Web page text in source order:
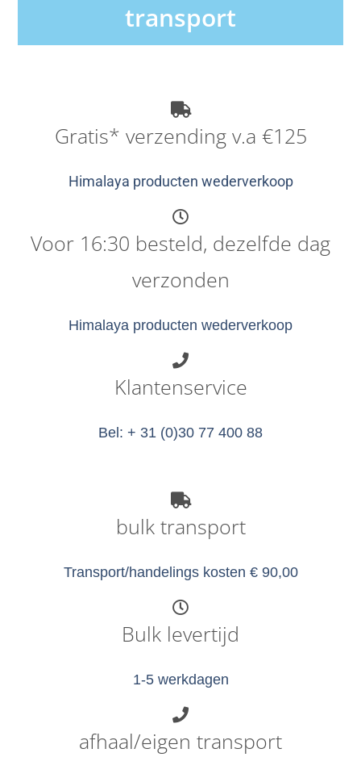
transport
Gratis* verzending v.a €125
Himalaya producten wederverkoop
Voor 16:30 besteld, dezelfde dag
verzonden
Himalaya producten wederverkoop
Klantenservice
Bel: + 31 (0)30 77 400 88
bulk transport
Transport/handelings kosten € 90,00
Bulk levertijd
1-5 werkdagen
afhaal/eigen transport